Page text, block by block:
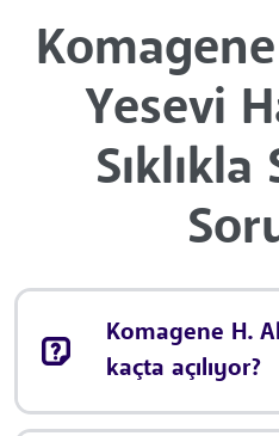
Yesevi
Komagene H.
kaçta açılıyor?